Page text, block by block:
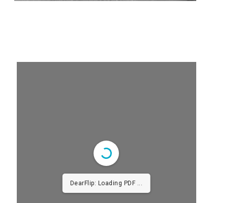
DearFlip: Loading PDF
4% ...